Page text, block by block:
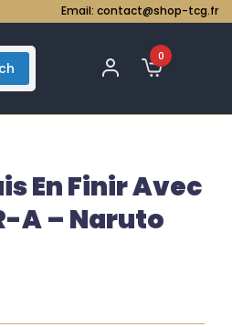
Email: contact@shop-tcg.fr
0
En Finir Avec
A – Naruto